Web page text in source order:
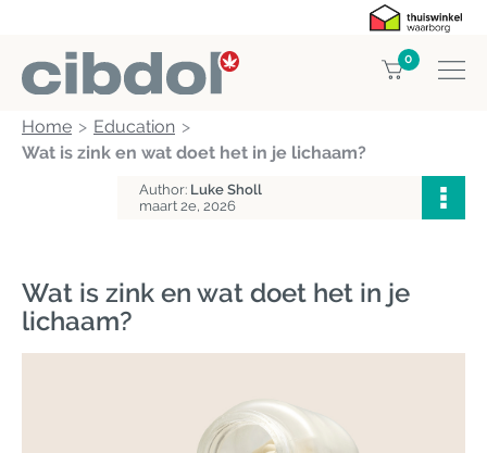
0
Home
Education
Wat is zink en wat doet het in je lichaam?
Author: Luke Sholl
maart 2e, 2026
Wat is zink en wat doet het in je
lichaam?